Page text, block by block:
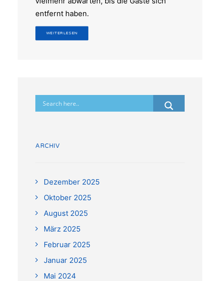
entfernt haben.
WEITERLESEN
ARCHIV
Dezember 2025
Oktober 2025
August 2025
März 2025
Februar 2025
Januar 2025
Mai 2024